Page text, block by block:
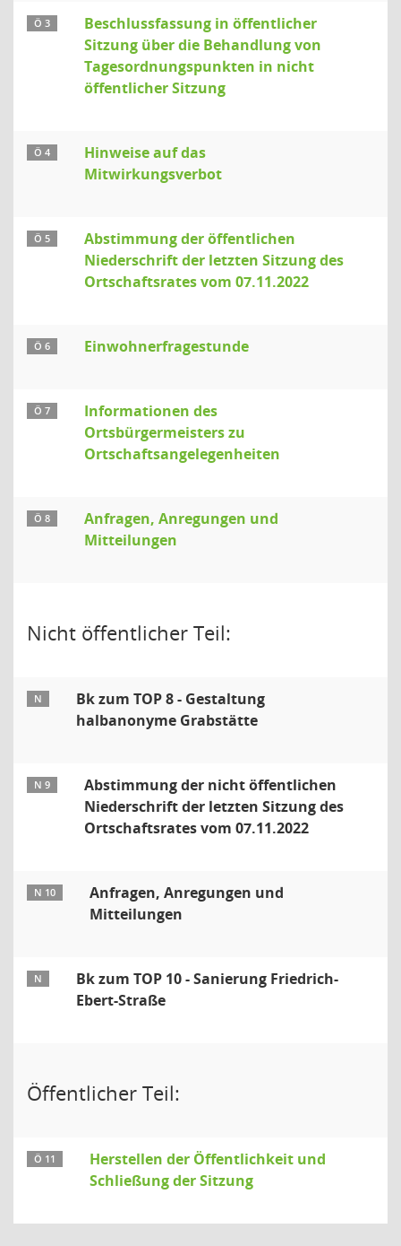
Ö 3
Beschlussfassung in öffentlicher
Sitzung über die Behandlung von
Tagesordnungspunkten in nicht
öffentlicher Sitzung
Ö 4
Hinweise auf das
Mitwirkungsverbot
Ö 5
Abstimmung der öffentlichen
Niederschrift der letzten Sitzung des
Ortschaftsrates vom 07.11.2022
Ö 6 Einwohnerfragestunde
Ö 7
Informationen des
Ortsbürgermeisters zu
Ortschaftsangelegenheiten
Ö 8
Anfragen, Anregungen und
Mitteilungen
Nicht öffentlicher Teil:
N
Bk zum TOP 8 - Gestaltung
halbanonyme Grabstätte
N 9
Abstimmung der nicht öffentlichen
Niederschrift der letzten Sitzung des
Ortschaftsrates vom 07.11.2022
N 10
Anfragen, Anregungen und
Mitteilungen
N
Bk zum TOP 10 - Sanierung Friedrich-
Ebert-Straße
Öffentlicher Teil:
Ö 11
Herstellen der Öffentlichkeit und
Schließung der Sitzung